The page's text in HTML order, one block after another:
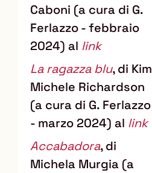
Caboni (a cura di G.
Ferlazzo - febbraio
2024) al link
La ragazza blu, di Kim
Michele Richardson
(a cura di G. Ferlazzo
- marzo 2024) al link
Accabadora, di
Michela Murgia (a